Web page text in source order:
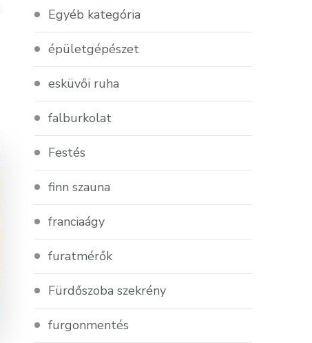
Egyéb kategória
épületgépészet
esküvői ruha
falburkolat
Festés
finn szauna
franciaágy
furatmérők
Fürdőszoba szekrény
furgonmentés